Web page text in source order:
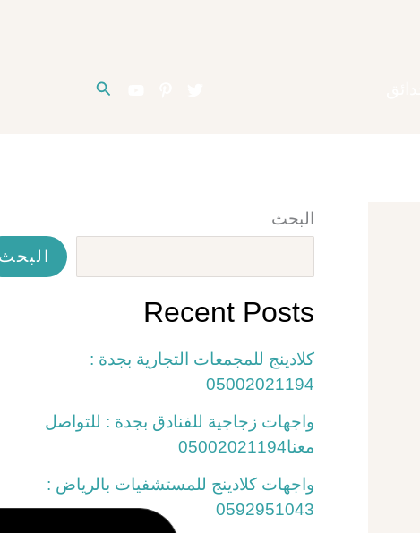
البحث
البحث
Recent Posts
كلادينج للمجمعات التجارية بجدة :
05002021194
واجهات زجاجية للفنادق بجدة : للتواصل
معنا05002021194
واجهات كلادينج للمستشفيات بالرياض :
0592951043